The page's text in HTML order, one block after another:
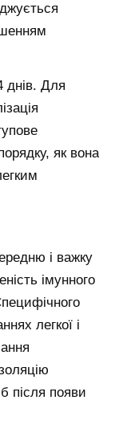
днів. Для
як вона
і важку
імунного
легкої і
після появи